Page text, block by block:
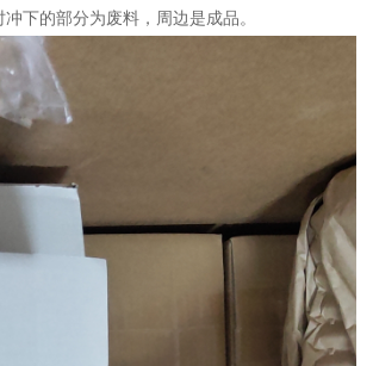
下的部分为废料，周边是成品。